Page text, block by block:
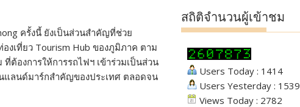
ครั้งนี้ ยังเป็นส่วนสำคัญที่ช่วย
งเที่ยว Tourism Hub ของภูมิภาค ตาม
ต้องการให้การรถไฟฯ เข้าร่วมเป็นส่วน
แลนด์มาร์กสำคัญของประเทศ ตลอดจน
สถิติจำนวนผู้เข้าชม
Users Today : 1414
Users Yesterday : 1539
Views Today : 2782